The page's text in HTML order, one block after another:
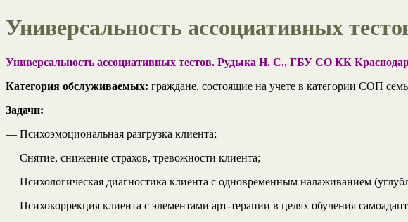
Универсальность ассоциативных
Универсальность ассоциативных тестов. Рудыка Н. С., ГБУ СО КК
Категория обслуживаемых: граждане, состоящие на учете в категории СОП
Задачи:
— Психоэмоциональная разгрузка клиента;
— Снятие, снижение страхов, тревожности клиента;
— Психологическая диагностика клиента с одновременным налаживанием
— Психокоррекция клиента с элементами арт-терапии в целях обучения